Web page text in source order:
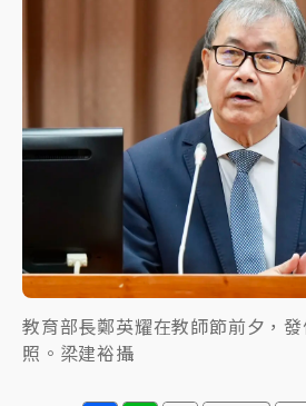
中信慈善基金會想增加董事人數
故宮《龍藏經》特展第2檔！今
周六起展出延長至晚上7時
台東農業處長涉圖利渡假村！東
父親節泡湯了！中颱白海豚雨彈
雨熱區曝
教育部長鄭英耀在教師節前夕，
照。梁建裕攝